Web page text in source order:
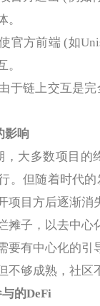
。
官方前端 (如
。
于链上交互是
影响
大多数项目的
。但随着时代
项目方后逐渐
摊子，以去中心
要有中心化的引
不够成熟，社
的DeFi